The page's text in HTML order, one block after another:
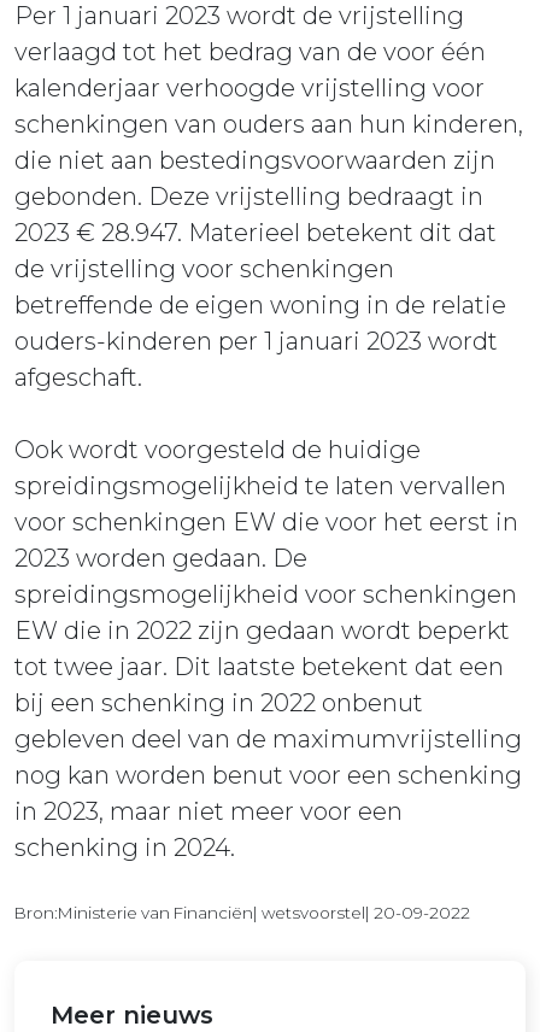
Per 1 januari 2023 wordt de vrijstelling
verlaagd tot het bedrag van de voor één
kalenderjaar verhoogde vrijstelling voor
schenkingen van ouders aan hun kinderen,
die niet aan bestedingsvoorwaarden zijn
gebonden. Deze vrijstelling bedraagt in
2023 € 28.947. Materieel betekent dit dat
de vrijstelling voor schenkingen
betreffende de eigen woning in de relatie
ouders-kinderen per 1 januari 2023 wordt
afgeschaft.
Ook wordt voorgesteld de huidige
spreidingsmogelijkheid te laten vervallen
voor schenkingen EW die voor het eerst in
2023 worden gedaan. De
spreidingsmogelijkheid voor schenkingen
EW die in 2022 zijn gedaan wordt beperkt
tot twee jaar. Dit laatste betekent dat een
bij een schenking in 2022 onbenut
gebleven deel van de maximumvrijstelling
nog kan worden benut voor een schenking
in 2023, maar niet meer voor een
schenking in 2024.
Bron:Ministerie van Financiën| wetsvoorstel| 20-09-2022
Meer nieuws